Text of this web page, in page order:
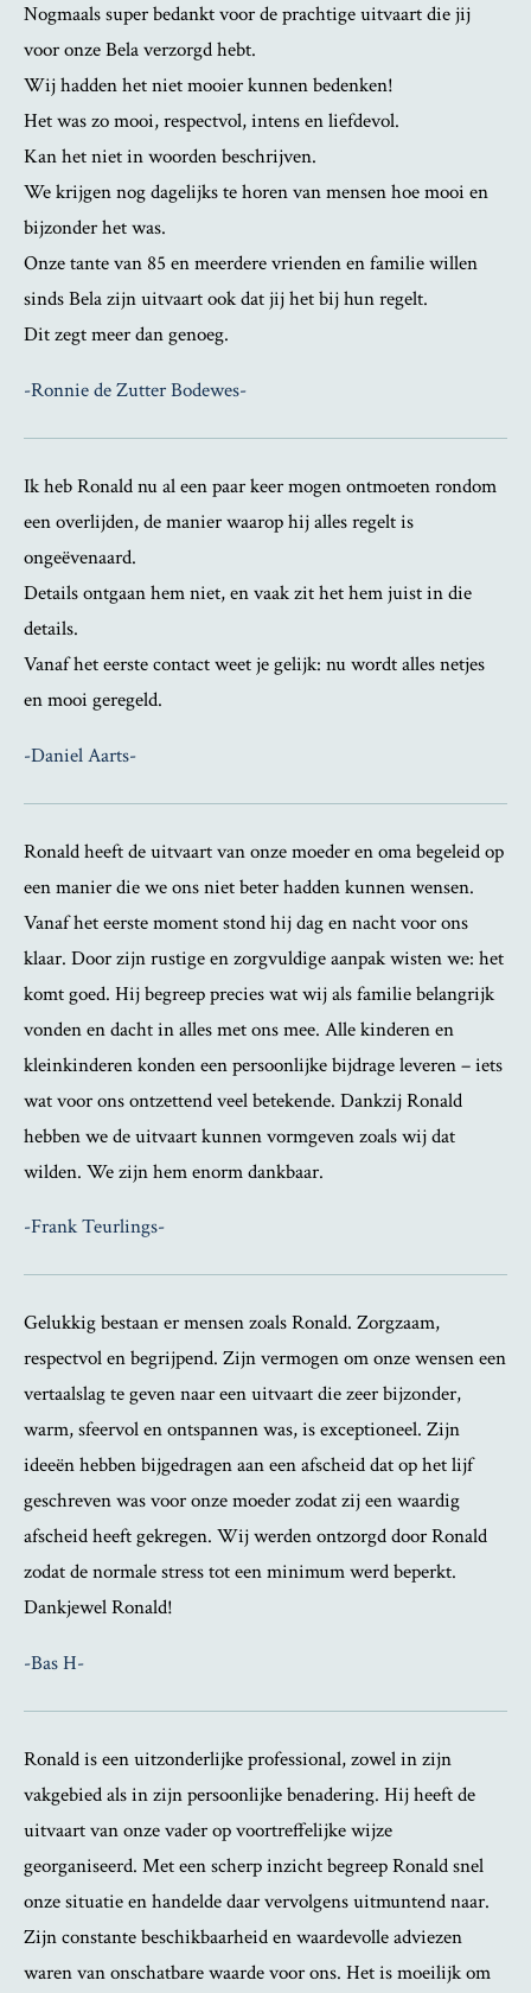
Nogmaals super bedankt voor de prachtige uitvaart die jij
voor onze Bela verzorgd hebt.
Wij hadden het niet mooier kunnen bedenken!
Het was zo mooi, respectvol, intens en liefdevol.
Kan het niet in woorden beschrijven.
We krijgen nog dagelijks te horen van mensen hoe mooi en
bijzonder het was.
Onze tante van 85 en meerdere vrienden en familie willen
sinds Bela zijn uitvaart ook dat jij het bij hun regelt.
Dit zegt meer dan genoeg.
-Ronnie de Zutter Bodewes-
Ik heb Ronald nu al een paar keer mogen ontmoeten rondom
een overlijden, de manier waarop hij alles regelt is
ongeëvenaard.
Details ontgaan hem niet, en vaak zit het hem juist in die
details.
Vanaf het eerste contact weet je gelijk: nu wordt alles netjes
en mooi geregeld.
-Daniel Aarts-
Ronald heeft de uitvaart van onze moeder en oma begeleid op
een manier die we ons niet beter hadden kunnen wensen.
Vanaf het eerste moment stond hij dag en nacht voor ons
klaar. Door zijn rustige en zorgvuldige aanpak wisten we: het
komt goed. Hij begreep precies wat wij als familie belangrijk
vonden en dacht in alles met ons mee. Alle kinderen en
kleinkinderen konden een persoonlijke bijdrage leveren – iets
wat voor ons ontzettend veel betekende. Dankzij Ronald
hebben we de uitvaart kunnen vormgeven zoals wij dat
wilden. We zijn hem enorm dankbaar.
-Frank Teurlings-
Gelukkig bestaan er mensen zoals Ronald. Zorgzaam,
respectvol en begrijpend. Zijn vermogen om onze wensen een
vertaalslag te geven naar een uitvaart die zeer bijzonder,
warm, sfeervol en ontspannen was, is exceptioneel. Zijn
ideeën hebben bijgedragen aan een afscheid dat op het lijf
geschreven was voor onze moeder zodat zij een waardig
afscheid heeft gekregen. Wij werden ontzorgd door Ronald
zodat de normale stress tot een minimum werd beperkt.
Dankjewel Ronald!
-Bas H-
Ronald is een uitzonderlijke professional, zowel in zijn
vakgebied als in zijn persoonlijke benadering. Hij heeft de
uitvaart van onze vader op voortreffelijke wijze
georganiseerd. Met een scherp inzicht begreep Ronald snel
onze situatie en handelde daar vervolgens uitmuntend naar.
Zijn constante beschikbaarheid en waardevolle adviezen
waren van onschatbare waarde voor ons. Het is moeilijk om